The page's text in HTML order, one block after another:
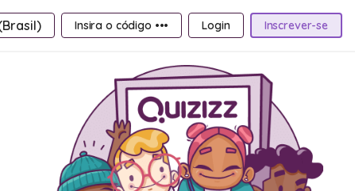
Insira o código ••• Login Inscrever-se